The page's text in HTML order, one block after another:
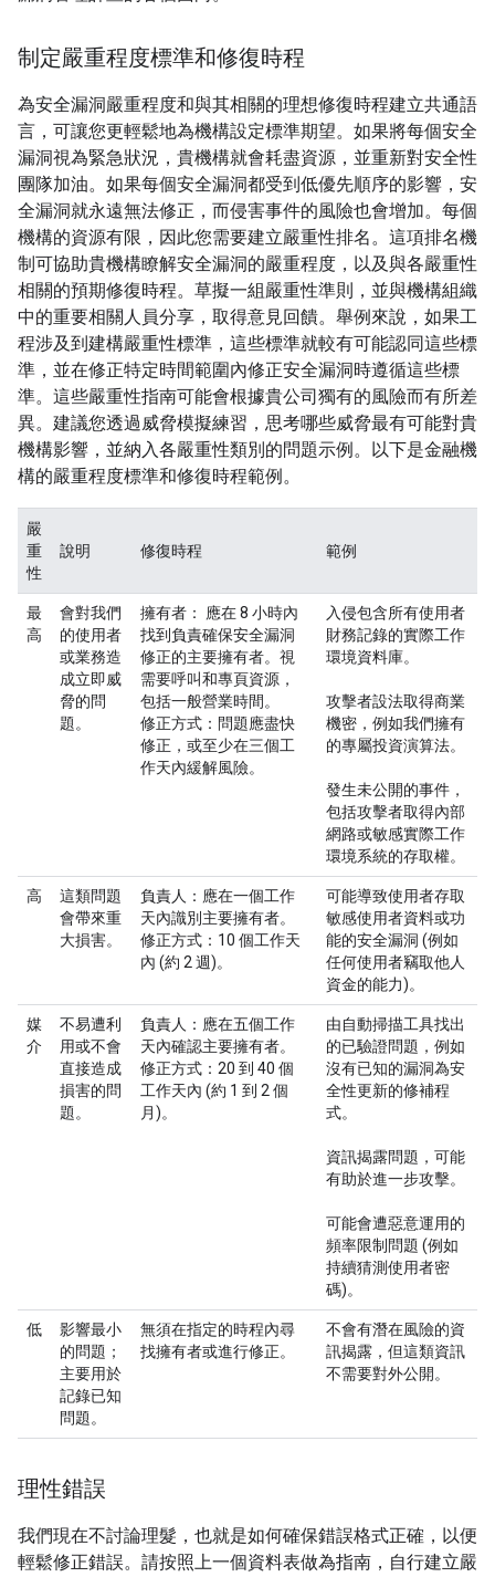
制定嚴重程度標準和修復時程
為安全漏洞嚴重程度和與其相關的理想修復時程建立共通語
言，可讓您更輕鬆地為機構設定標準期望。如果將每個安全
漏洞視為緊急狀況，貴機構就會耗盡資源，並重新對安全性
團隊加油。如果每個安全漏洞都受到低優先順序的影響，安
全漏洞就永遠無法修正，而侵害事件的風險也會增加。每個
機構的資源有限，因此您需要建立嚴重性排名。這項排名機
制可協助貴機構瞭解安全漏洞的嚴重程度，以及與各嚴重性
相關的預期修復時程。草擬一組嚴重性準則，並與機構組織
中的重要相關人員分享，取得意見回饋。舉例來說，如果工
程涉及到建構嚴重性標準，這些標準就較有可能認同這些標
準，並在修正特定時間範圍內修正安全漏洞時遵循這些標
準。這些嚴重性指南可能會根據貴公司獨有的風險而有所差
異。建議您透過威脅模擬練習，思考哪些威脅最有可能對貴
機構影響，並納入各嚴重性類別的問題示例。以下是金融機
構的嚴重程度標準和修復時程範例。
嚴
重
性
說明 修復時程 範例
最
高
會對我們
的使用者
或業務造
成立即威
脅的問
題。
擁有者：
應在 8 小時內
找到負責確保安全漏洞
修正的主要擁有者。視
需要呼叫和專頁資源，
包括一般營業時間。
修正方式： 問題應盡快
修正，或至少在三個工
作天內緩解風險。
入侵包含所有使用者
財務記錄的實際工作
環境資料庫。
攻擊者設法取得商業
機密，例如我們擁有
的專屬投資演算法。
發生未公開的事件，
包括攻擊者取得內部
網路或敏感實際工作
環境系統的存取權。
高
這類問題
會帶來重
大損害。
負責人： 應在一個工作
天內識別主要擁有者。
修正方式： 10 個工作天
內 (約 2 週)。
可能導致使用者存取
敏感使用者資料或功
能的安全漏洞 (例如
任何使用者竊取他人
資金的能力)。
媒
介
不易遭利
用或不會
直接造成
損害的問
題。
負責人： 應在五個工作
天內確認主要擁有者。
修正方式： 20 到 40 個
工作天內 (約 1 到 2 個
月)。
由自動掃描工具找出
的已驗證問題，例如
沒有已知的漏洞為安
全性更新的修補程
式。
資訊揭露問題，可能
有助於進一步攻擊。
可能會遭惡意運用的
頻率限制問題 (例如
持續猜測使用者密
碼)。
低
影響最小
的問題；
主要用於
記錄已知
問題。
無須在指定的時程內尋
找擁有者或進行修正。
不會有潛在風險的資
訊揭露，但這類資訊
不需要對外公開。
理性錯誤
我們現在不討論理髮，也就是如何確保錯誤格式正確，以便
輕鬆修正錯誤。請按照上一個資料表做為指南，自行建立嚴